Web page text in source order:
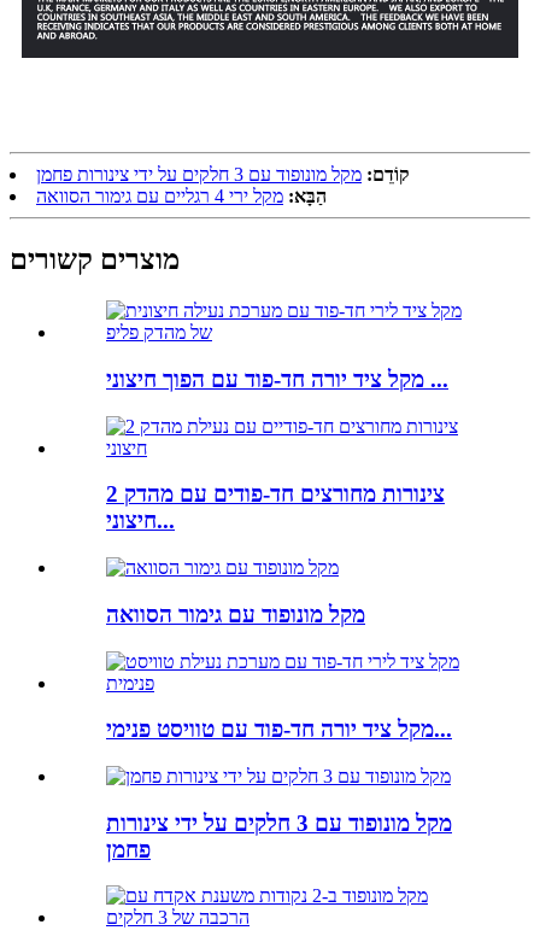
קוֹדֵם: מקל מונופוד עם 3 חלקים על ידי צינורות פחמן
הַבָּא: מקל ירי 4 רגליים עם גימור הסוואה
מוצרים קשורים
מקל ציד יורה חד-פוד עם הפוך חיצוני ...
2 צינורות מחורצים חד-פודים עם מהדק
חיצוני...
מקל מונופוד עם גימור הסוואה
מקל ציד יורה חד-פוד עם טוויסט פנימי...
מקל מונופוד עם 3 חלקים על ידי צינורות
פחמן